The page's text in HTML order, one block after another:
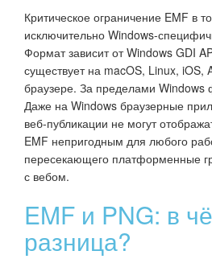
Критическое ограничение EMF в
исключительно Windows-
Формат зависит от Windows GDI
существует на macOS, Linux,
браузере. За пределами Windows
Даже на Windows браузерные
веб-публикации не могут
EMF непригодным для любого
пересекающего платформенные
с вебом.
EMF и PNG: в
разница?